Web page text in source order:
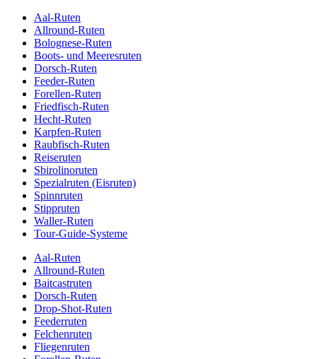
Aal-Ruten
Allround-Ruten
Bolognese-Ruten
Boots- und Meeresruten
Dorsch-Ruten
Feeder-Ruten
Forellen-Ruten
Friedfisch-Ruten
Hecht-Ruten
Karpfen-Ruten
Raubfisch-Ruten
Reiseruten
Sbirolinoruten
Spezialruten (Eisruten)
Spinnruten
Stippruten
Waller-Ruten
Tour-Guide-Systeme
Aal-Ruten
Allround-Ruten
Baitcastruten
Dorsch-Ruten
Drop-Shot-Ruten
Feederruten
Felchenruten
Fliegenruten